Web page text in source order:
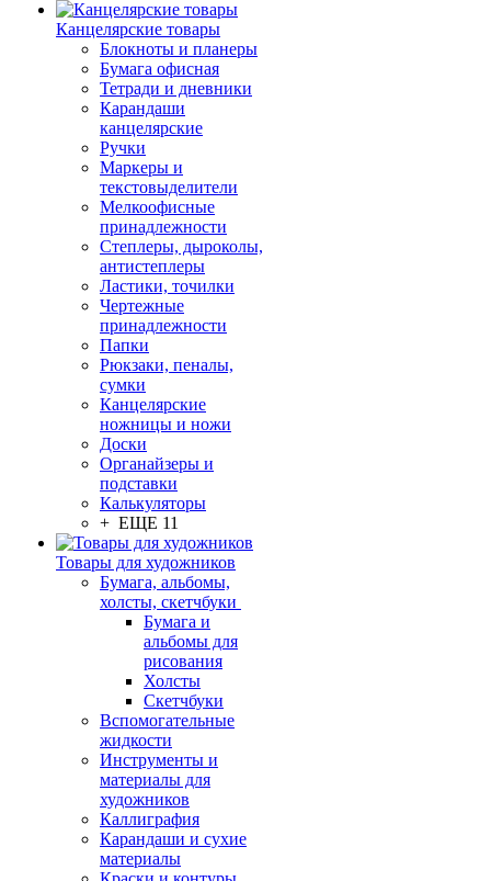
Канцелярские товары
Блокноты и планеры
Бумага офисная
Тетради и дневники
Карандаши
канцелярские
Ручки
Маркеры и
текстовыделители
Мелкоофисные
принадлежности
Степлеры, дыроколы,
антистеплеры
Ластики, точилки
Чертежные
принадлежности
Папки
Рюкзаки, пеналы,
сумки
Канцелярские
ножницы и ножи
Доски
Органайзеры и
подставки
Калькуляторы
+ ЕЩЕ 11
Товары для художников
Бумага, альбомы,
холсты, скетчбуки
Бумага и
альбомы для
рисования
Холсты
Скетчбуки
Вспомогательные
жидкости
Инструменты и
материалы для
художников
Каллиграфия
Карандаши и сухие
материалы